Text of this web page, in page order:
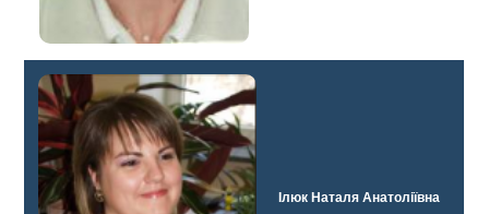
Ілюк Наталя Анатоліївна